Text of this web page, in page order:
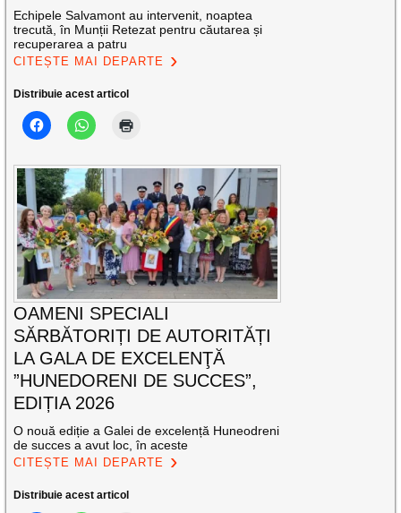
Echipele Salvamont au intervenit, noaptea
trecută, în Munții Retezat pentru căutarea și
recuperarea a patru
CITEȘTE MAI DEPARTE
Distribuie acest articol
OAMENI SPECIALI
SĂRBĂTORIȚI DE AUTORITĂȚI
LA GALA DE EXCELENŢĂ
”HUNEDORENI DE SUCCES”,
EDIȚIA 2026
O nouă ediție a Galei de excelență Huneodreni
de succes a avut loc, în aceste
CITEȘTE MAI DEPARTE
Distribuie acest articol